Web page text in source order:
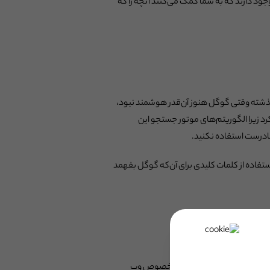
گذشته وقتی گوگل هنوز آن‌قدر هوشمند نبود،
زیرا الگوریتم‌های موتور جستجو این
استفاده نکنید.
از کلمات کلیدی برای آن‌که گوگل بفهمد